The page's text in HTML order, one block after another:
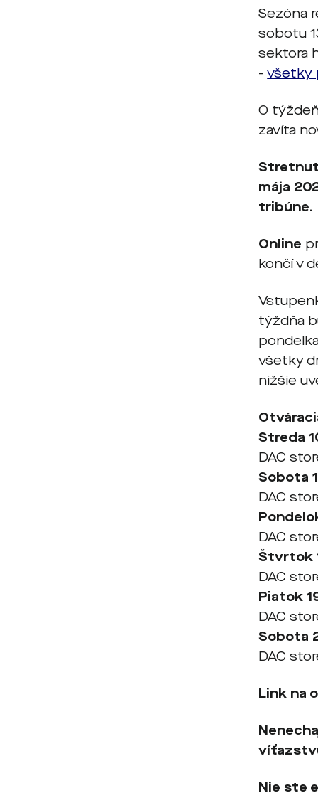
Sezóna
sobotu
sektora
-všetky
O
zavíta
mája
tribúne.
Online
končí v
týždňa
všetky
nižšie
Streda
DAC
Sobota
DAC
DAC
Štvrtok
DAC
Piatok
DAC
Sobota
DAC
Link na
Nie ste